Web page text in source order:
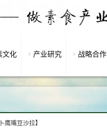
文化 产业研究 战略合作
鹰嘴豆沙拉】